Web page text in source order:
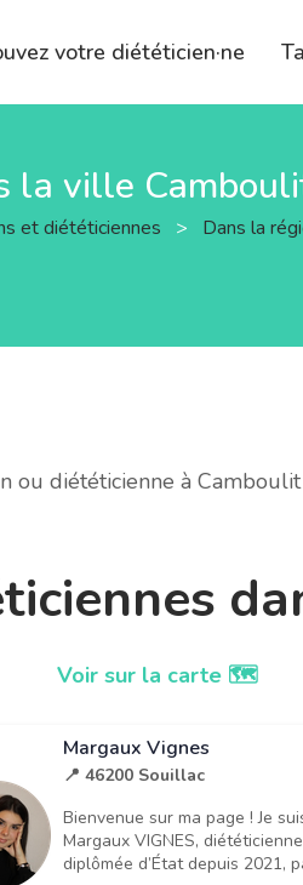
votre diététicien·ne
la ville
et diététiciennes > Dans la
ou diététicienne à
Voir sur la carte 🗺️
Margaux Vignes
📍 46200 Souillac
Bienvenue sur ma page ! Je
Margaux VIGNES, diététicienne
diplômée d’État depuis 2021,